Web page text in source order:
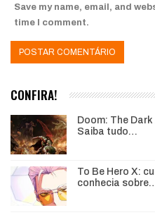
Save my name, email, and
time I comment.
CONFIRA!
Doom: The
Saiba tudo…
To Be Hero X:
conhecia